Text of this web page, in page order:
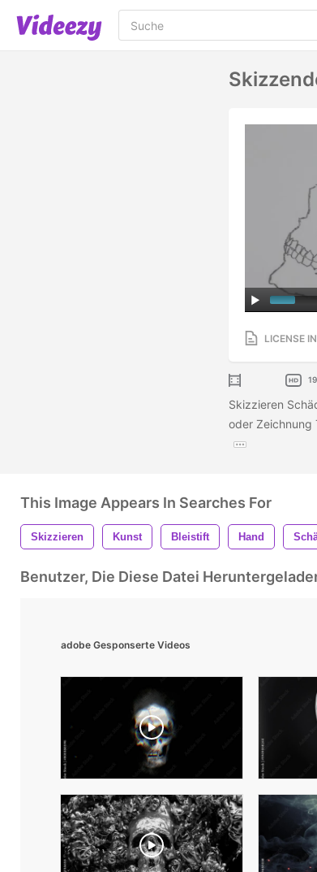
LICENSE
Skizzieren
oder Zeichnung
This Image Appears In Searches For
Skizzieren Kunst Bleistift Hand
Benutzer, Die Diese Datei
adobe Gesponserte Videos